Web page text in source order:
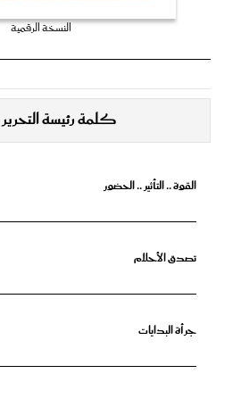
النسخة الرقمية
كلمة رئيسة التحرير
القوة .. التأثير .. الحضور
تصدق الأحلام
جرأة البدايات